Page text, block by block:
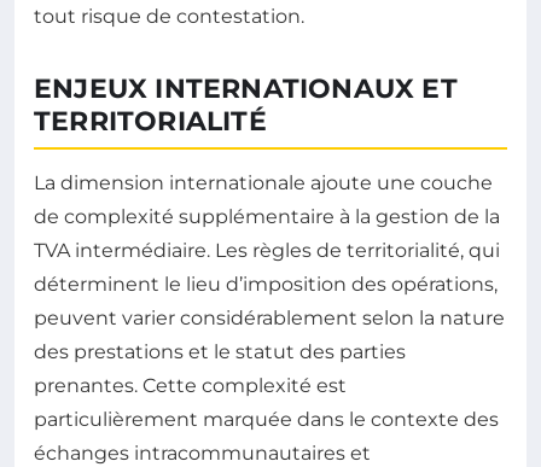
tout risque de contestation.
ENJEUX INTERNATIONAUX ET
TERRITORIALITÉ
La dimension internationale ajoute une couche
de complexité supplémentaire à la gestion de la
TVA intermédiaire. Les règles de territorialité, qui
déterminent le lieu d’imposition des opérations,
peuvent varier considérablement selon la nature
des prestations et le statut des parties
prenantes. Cette complexité est
particulièrement marquée dans le contexte des
échanges intracommunautaires et